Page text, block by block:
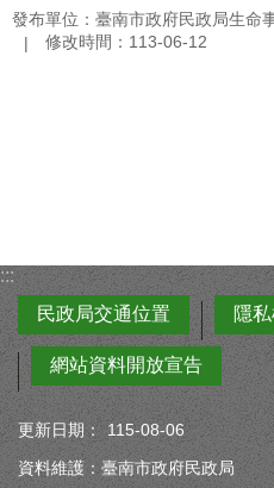
發布單位：臺南市政府民政局生命
修改時間：113-06-12
:::
民政局交通位置
隱
網站資料開放宣告
更新日期：
115-08-06
資料維護：臺南市政府民政局